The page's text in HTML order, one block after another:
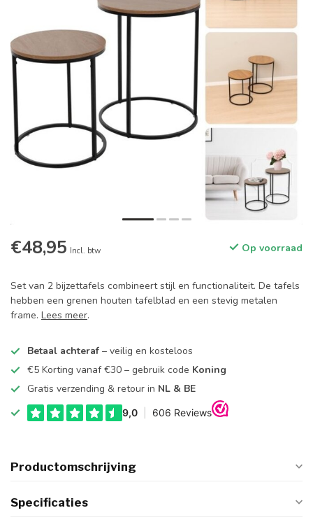
€48,95 Incl. btw Op voorraad
Set van 2 bijzettafels combineert stijl en functionaliteit. De tafels
hebben een grenen houten tafelblad en een stevig metalen
frame. Lees meer.
Betaal achteraf – veilig en kosteloos
€5 Korting vanaf €30 – gebruik code Koning
Gratis verzending & retour in NL & BE
Productomschrijving
Specificaties